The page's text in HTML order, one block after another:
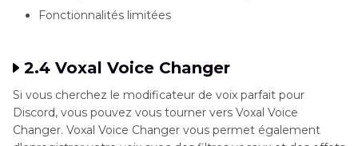
Fonctionnalités limitées
2.4 Voxal Voice Changer
Si vous cherchez le modificateur de voix parfait pour
Discord, vous pouvez vous tourner vers Voxal Voice
Changer. Voxal Voice Changer vous permet également